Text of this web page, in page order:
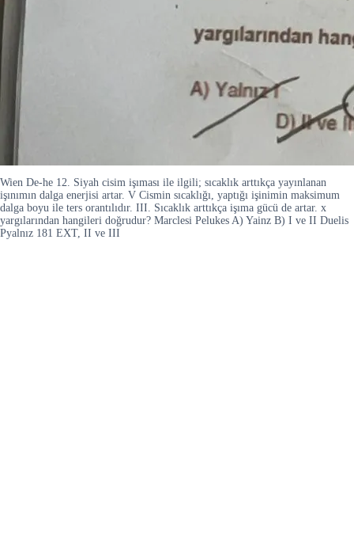
Wien De-he 12. Siyah cisim işıması ile ilgili; sıcaklık arttıkça yayınlanan
işınımın dalga enerjisi artar. V Cismin sıcaklığı, yaptığı işinimin maksimum
dalga boyu ile ters orantılıdır. III. Sıcaklık arttıkça işıma gücü de artar. x
yargılarından hangileri doğrudur? Marclesi Pelukes A) Yainz B) I ve II Duelis
Pyalnız 181 EXT, II ve III